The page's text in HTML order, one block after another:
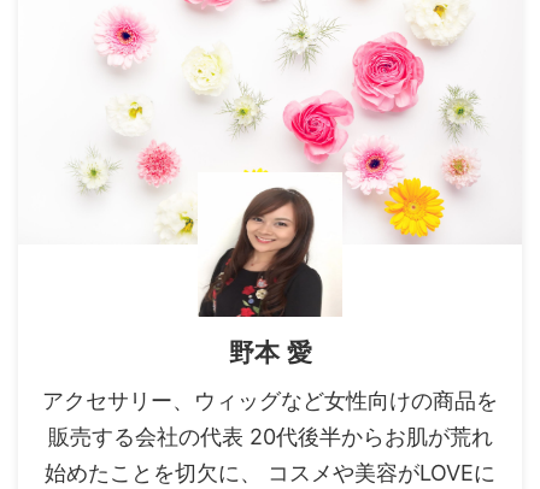
野本 愛
アクセサリー、ウィッグなど女性向けの商品を
販売する会社の代表 20代後半からお肌が荒れ
始めたことを切欠に、 コスメや美容がLOVEに